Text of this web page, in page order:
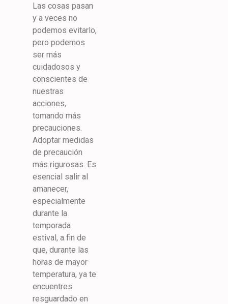
Las cosas pasan
y a veces no
podemos evitarlo,
pero podemos
ser más
cuidadosos y
conscientes de
nuestras
acciones,
tomando más
precauciones.
Adoptar medidas
de precaución
más rigurosas. Es
esencial salir al
amanecer,
especialmente
durante la
temporada
estival, a fin de
que, durante las
horas de mayor
temperatura, ya te
encuentres
resguardado en